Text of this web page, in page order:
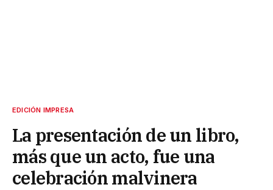
EDICIÓN IMPRESA
La presentación de un libro,
más que un acto, fue una
celebración malvinera